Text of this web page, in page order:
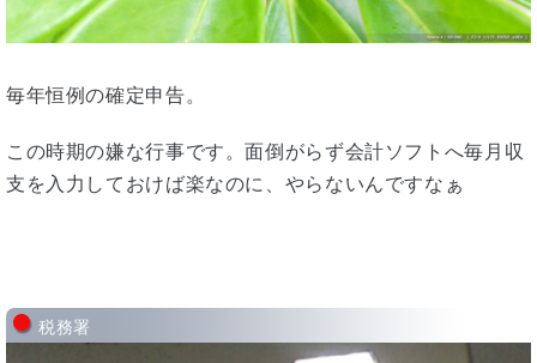
毎年恒例の確定申告。
この時期の嫌な行事です。面倒がらず会計ソフトへ毎月収
支を入力しておけば楽なのに、やらないんですなぁ
税務署